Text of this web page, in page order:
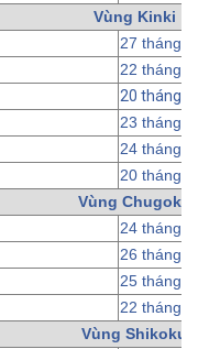
Vùng Kinki
27 tháng 3
22 tháng 3
20 tháng 3
23 tháng 3
24 tháng 3
20 tháng 3
Vùng Chugoku
24 tháng 3
26 tháng 3
25 tháng 3
22 tháng 3
Vùng Shikoku